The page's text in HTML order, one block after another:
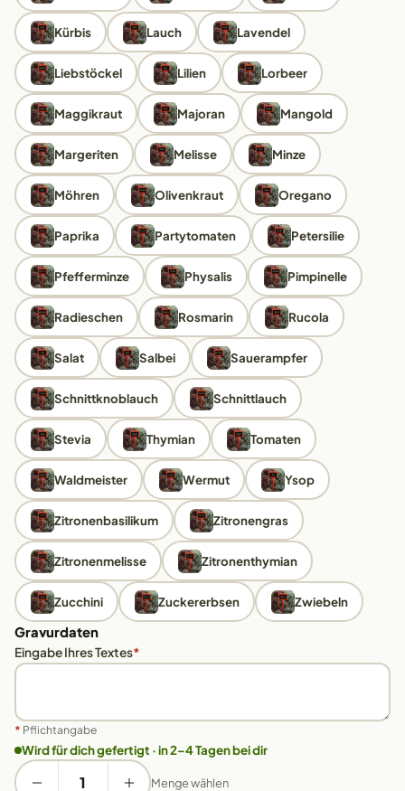
Kürbis Lauch Lavendel
Liebstöckel Lilien Lorbeer
Maggikraut Majoran Mangold
Margeriten Melisse Minze
Möhren Olivenkraut Oregano
Paprika Partytomaten Petersilie
Pfefferminze Physalis Pimpinelle
Radieschen Rosmarin Rucola
Salat Salbei Sauerampfer
Schnittknoblauch Schnittlauch
Stevia Thymian Tomaten
Waldmeister Wermut Ysop
Zitronenbasilikum Zitronengras
Zitronenmelisse Zitronenthymian
Zucchini Zuckererbsen Zwiebeln
Gravurdaten
Eingabe Ihres Textes*
* Pflichtangabe
Wird für dich gefertigt · in 2–4 Tagen bei dir
Menge wählen